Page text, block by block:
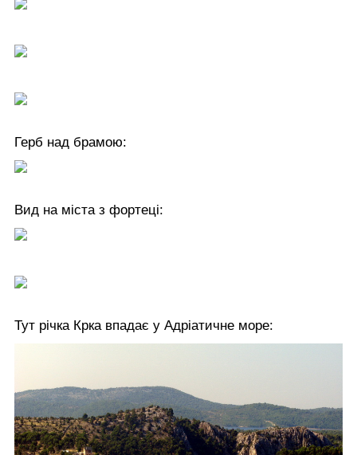
Герб над брамою:
Вид на міста з фортеці:
Тут річка Крка впадає у Адріатичне море: